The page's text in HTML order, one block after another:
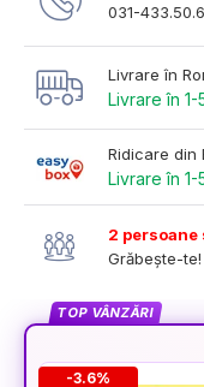
031-
Livrare în
Livrare în
Ridicare din
Livrare în
2 persoane
Grăbește-
TOP VÂNZĂRI
-3.6%